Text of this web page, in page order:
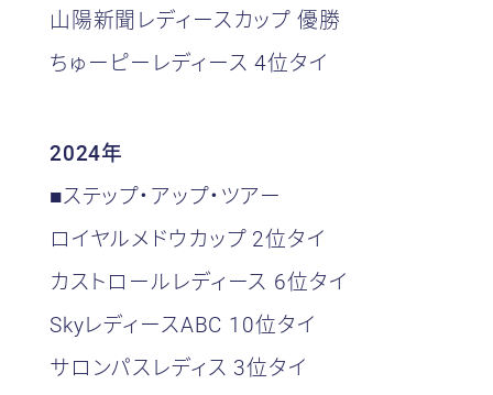
山陽新聞レディースカップ 優勝
ちゅーピーレディース 4位タイ
2024年
■ステップ・アップ・ツアー
ロイヤルメドウカップ 2位タイ
カストロールレディース 6位タイ
SkyレディースABC 10位タイ
サロンパスレディス 3位タイ